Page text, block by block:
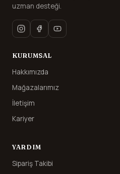
uzman desteği.
KURUMSAL
Hakkımızda
Mağazalarımız
İletişim
Kariyer
YARDIM
Sipariş Takibi